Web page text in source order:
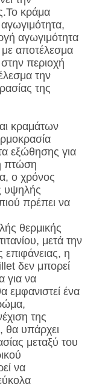
κράμα
αγωγιμότητα,
αγωγιμότητα
με αποτέλεσμα
περιοχή
την
της
κραμάτων
εξώθησης για
πτώση
ο χρόνος
υψηλής
πρέπει να
θερμικής
μετά την
η
δεν μπορεί
για να
εμφανιστεί ένα
της
υπάρχει
μεταξύ του
να